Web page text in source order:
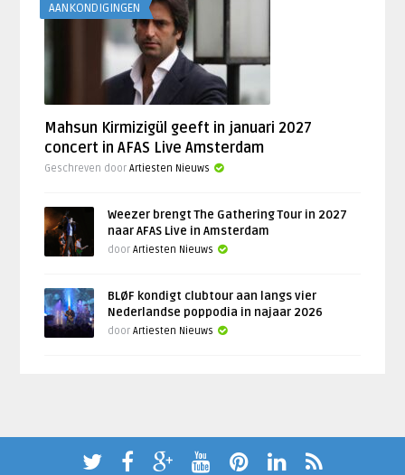
AANKONDIGINGEN
Mahsun Kirmizigül geeft in januari 2027
concert in AFAS Live Amsterdam
Geschreven doorArtiesten Nieuws
Weezer brengt The Gathering Tour in 2027
naar AFAS Live in Amsterdam
doorArtiesten Nieuws
BLØF kondigt clubtour aan langs vier
Nederlandse poppodia in najaar 2026
doorArtiesten Nieuws